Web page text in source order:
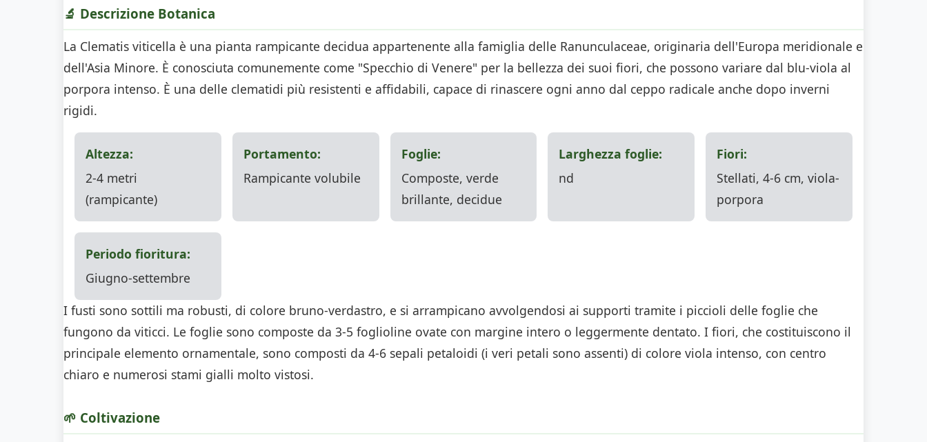
🔬 Descrizione Botanica
La Clematis viticella è una pianta rampicante decidua appartenente alla famiglia delle Ranunculaceae, originaria dell'Europa meridionale e
dell'Asia Minore. È conosciuta comunemente come "Specchio di Venere" per la bellezza dei suoi fiori, che possono variare dal blu-viola al
porpora intenso. È una delle clematidi più resistenti e affidabili, capace di rinascere ogni anno dal ceppo radicale anche dopo inverni
rigidi.
Altezza:
2-4 metri
(rampicante)
Portamento:
Rampicante volubile
Foglie:
Composte, verde
brillante, decidue
Larghezza foglie:
nd
Fiori:
Stellati, 4-6 cm, viola-
porpora
Periodo fioritura:
Giugno-settembre
I fusti sono sottili ma robusti, di colore bruno-verdastro, e si arrampicano avvolgendosi ai supporti tramite i piccioli delle foglie che
fungono da viticci. Le foglie sono composte da 3-5 foglioline ovate con margine intero o leggermente dentato. I fiori, che costituiscono il
principale elemento ornamentale, sono composti da 4-6 sepali petaloidi (i veri petali sono assenti) di colore viola intenso, con centro
chiaro e numerosi stami gialli molto vistosi.
🌱 Coltivazione